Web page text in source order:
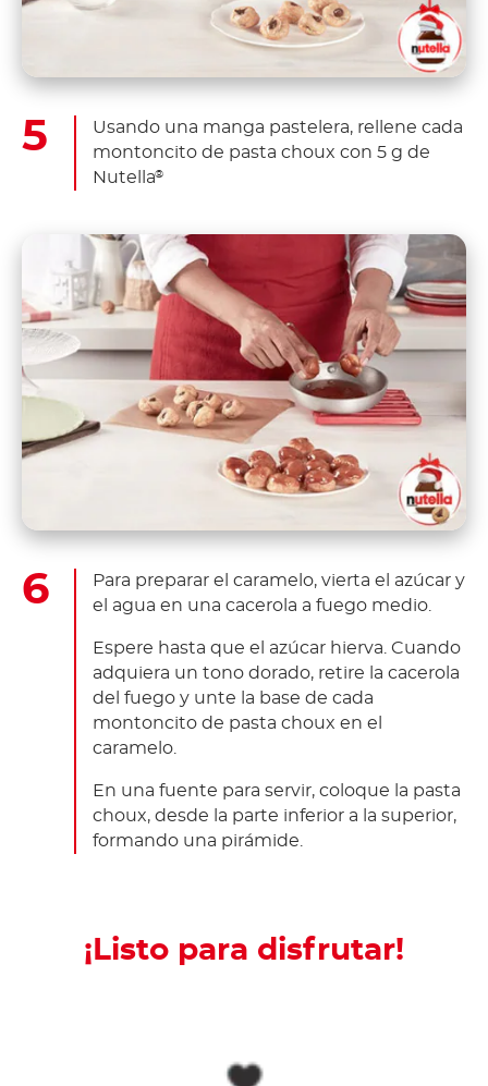
Usando una manga pastelera, rellene cada
montoncito de pasta choux con 5 g de
Nutella®
Para preparar el caramelo, vierta el azúcar y
el agua en una cacerola a fuego medio.
Espere hasta que el azúcar hierva. Cuando
adquiera un tono dorado, retire la cacerola
del fuego y unte la base de cada
montoncito de pasta choux en el
caramelo.
En una fuente para servir, coloque la pasta
choux, desde la parte inferior a la superior,
formando una pirámide.
¡Listo para disfrutar!